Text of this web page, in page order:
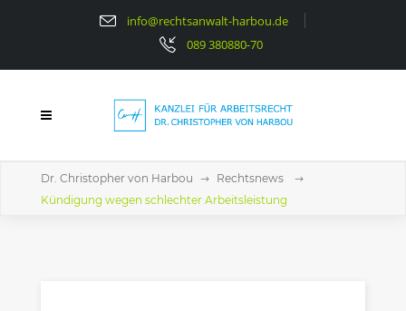
info@rechtsanwalt-harbou.de
089 380880-70
Dr. Christopher von Harbou
Rechtsnews
Kündigung wegen schlechter Arbeitsleistung